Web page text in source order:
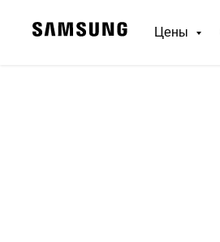
Цены